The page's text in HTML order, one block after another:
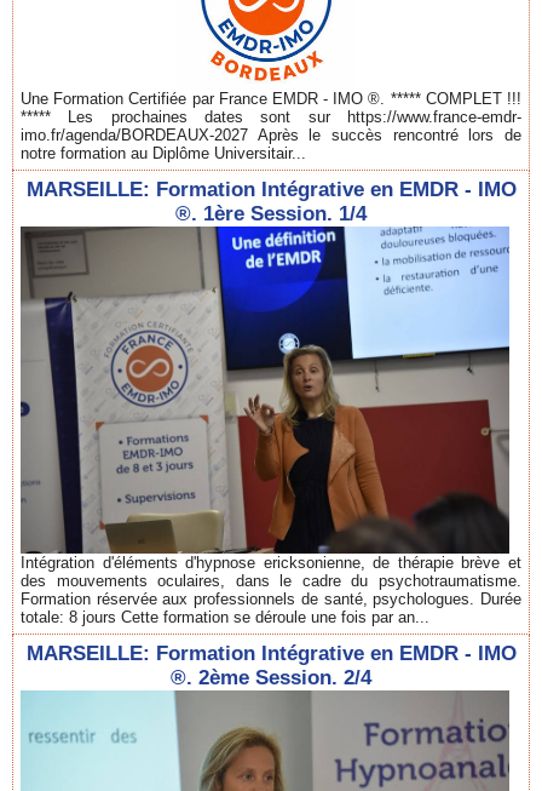
Une Formation Certifiée par France EMDR - IMO ®. ***** COMPLET !!!
***** Les prochaines dates sont sur https://www.france-emdr-
imo.fr/agenda/BORDEAUX-2027 Après le succès rencontré lors de
notre formation au Diplôme Universitair...
MARSEILLE: Formation Intégrative en EMDR - IMO
®. 1ère Session. 1/4
Intégration d'éléments d'hypnose ericksonienne, de thérapie brève et
des mouvements oculaires, dans le cadre du psychotraumatisme.
Formation réservée aux professionnels de santé, psychologues. Durée
totale: 8 jours Cette formation se déroule une fois par an...
MARSEILLE: Formation Intégrative en EMDR - IMO
®. 2ème Session. 2/4